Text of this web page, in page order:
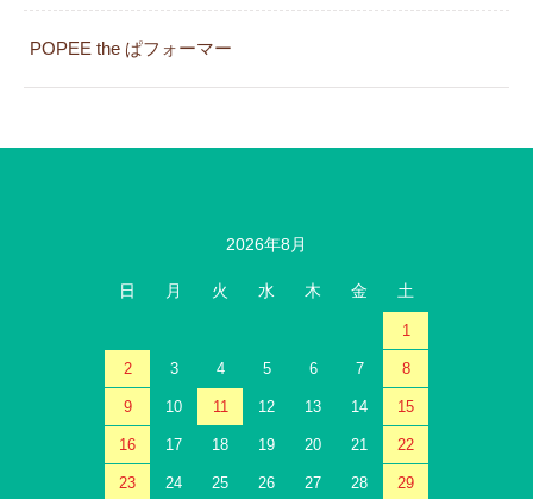
POPEE the ぱフォーマー
2026年8月
日 月 火 水 木 金 土
1
2 3 4 5 6 7 8
9 10 11 12 13 14 15
16 17 18 19 20 21 22
23 24 25 26 27 28 29